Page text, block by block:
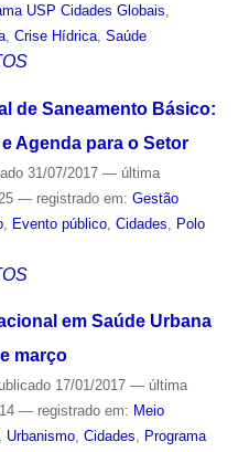
USP Cidades Globais
, Crise Hídrica, Saúde
de Saneamento Básico:
Agenda para o Setor
31/07/2017 — última
— registrado em: Gestão
, Evento público, Cidades
Polo
em Saúde Urbana
março
17/01/2017 — última
— registrado em: Meio
Urbanismo, Cidades, Programa